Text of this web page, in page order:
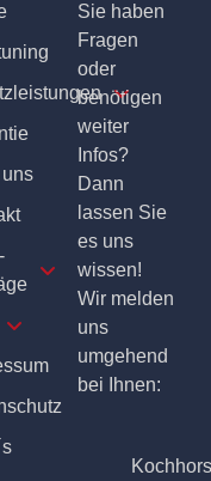
Sie haben
Fragen
oder
benötigen
weiter
Infos?
Dann
lassen Sie
es uns
wissen!
Wir melden
uns
umgehend
bei Ihnen: